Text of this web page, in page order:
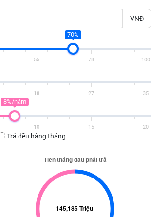
VNĐ
70%
55 78 100
18 27 35
8%/năm
10 15 20
Trả đều hàng tháng